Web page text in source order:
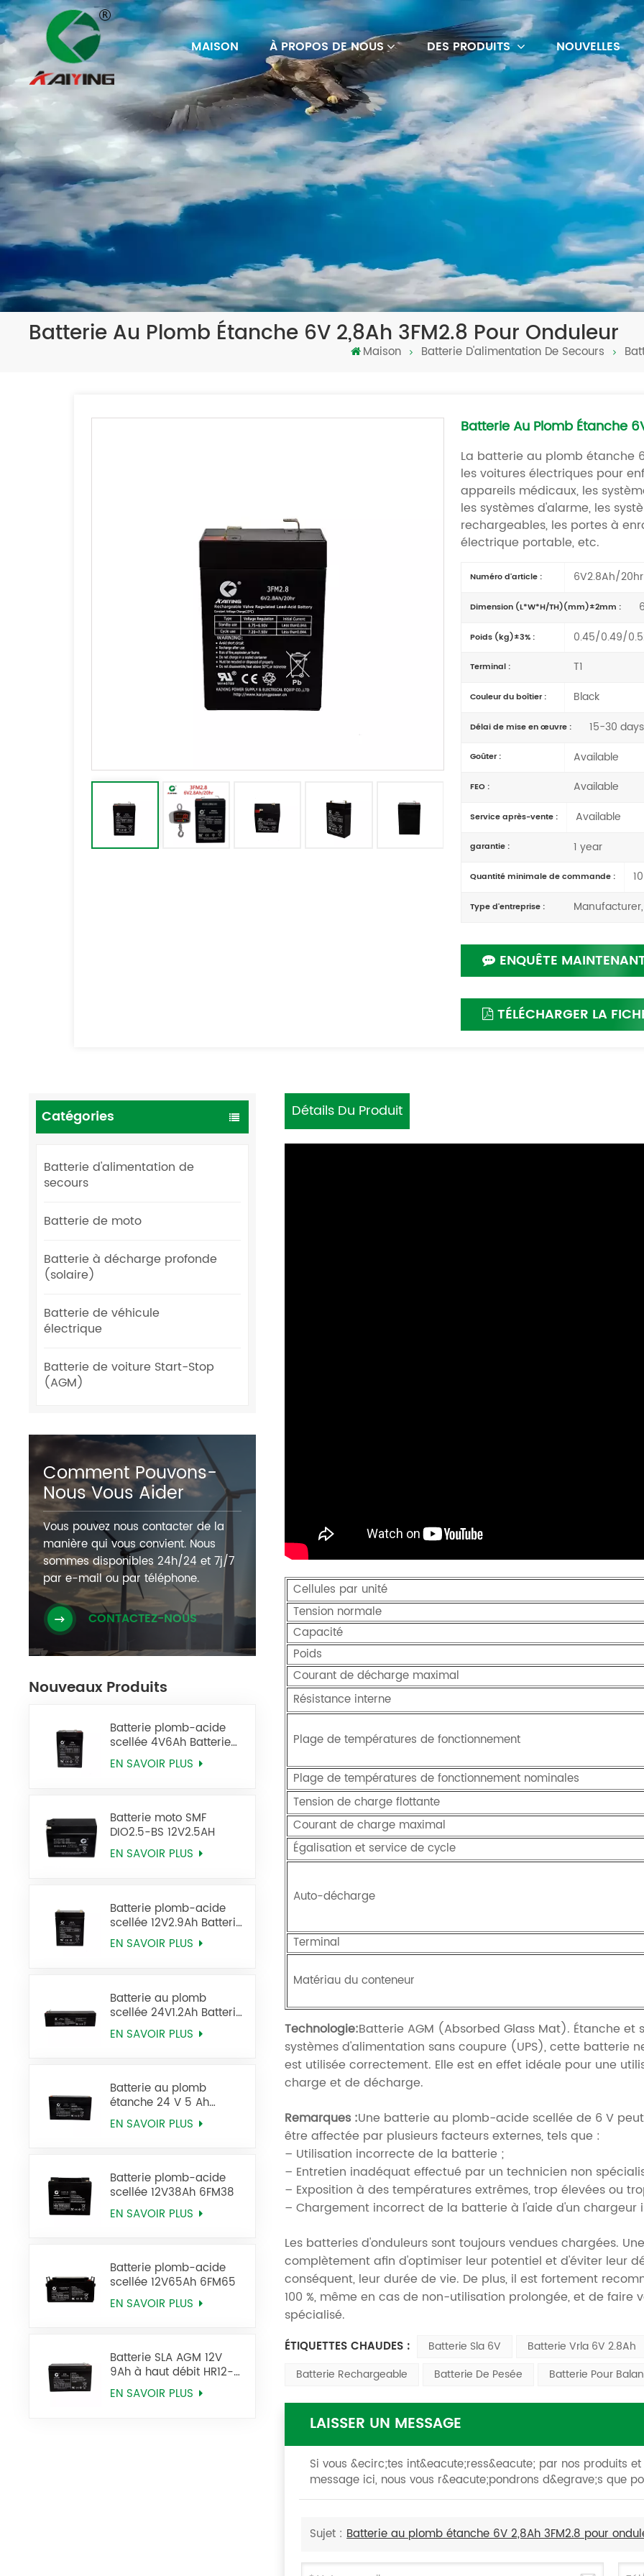
MAISON À PROPOS DE NOUS DES PRODUITS NOUVELLES
Batterie Au Plomb Étanche 6V 2,8Ah 3FM2.8 Pour Onduleur
Maison Batterie D'alimentation De Secours
Batterie Au Plomb Étanche
La batterie au plomb étanche
les voitures électriques pour
appareils médicaux, les
les systèmes d'alarme, les
rechargeables, les portes à
électrique portable,etc.
Numéro d'article : 6V2.8Ah/20hr
Dimension (L*W*H/TH)(mm)±2mm :
Poids (kg)±3% : 0.45/0.49/
Terminal : T1
Couleur du boîtier : Black
Délai de mise en œuvre : 15-30 days
Goûter : Available
FEO : Available
Service après-vente : Available
garantie : 1 year
Quantité minimale de commande :
Type d'entreprise :
ENQUÊTE
TÉLÉCHARGER LA
Catégories
Batterie d'alimentation de
secours
Batterie de moto
Batterie à décharge profonde
(solaire)
Batterie de véhicule
électrique
Batterie de voiture Start-Stop
(AGM)
Comment Pouvons-
Nous Vous Aider
Vous pouvez nous contacter de la
manière qui vous convient. Nous
sommes disponibles 24h/24 et 7j/7
par e-mail ou par téléphone.
CONTACTEZ-NOUS
Nouveaux Produits
Batterie plomb-acide
scellée 4V6Ah Batterie
2FM6 Ups
EN SAVOIR PLUS
Batterie moto SMF
DIO2.5-BS 12V2.5AH
EN SAVOIR PLUS
Batterie plomb-acide
scellée 12V2.9Ah Batterie
6FM2.9 Ups
EN SAVOIR PLUS
Batterie au plomb
scellée 24V1.2Ah Batterie
12FM1.2 Ups
EN SAVOIR PLUS
Batterie au plomb
étanche 24 V 5 Ah
12FM5 pour onduleur
EN SAVOIR PLUS
Batterie plomb-acide
scellée 12V38Ah 6FM38
EN SAVOIR PLUS
Batterie plomb-acide
scellée 12V65Ah 6FM65
EN SAVOIR PLUS
Batterie SLA AGM 12V
9Ah à haut débit HR12-
34W
EN SAVOIR PLUS
Détails Du Produit
Cellules par unité
Tension normale
Capacité
Poids
Courant de décharge maximal
Résistance interne
Plage de températures de fonctionnement
Plage de températures de fonctionnement nominales
Tension de charge flottante
Courant de charge maximal
Égalisation et service de cycle
Auto-décharge
Terminal
Matériau du conteneur
Technologie:Batterie AGM (Absorbed Glass Mat). Étanche
systèmes d'alimentation sans coupure (UPS), cette batterie
est utilisée correctement. Elle est en effet idéale pour une
charge et de décharge.
Remarques :Une batterie au plomb-acide scellée de 6 V
être affectée par plusieurs facteurs externes, tels que :
– Utilisation incorrecte de la batterie ;
– Entretien inadéquat effectué par un technicien non
– Exposition à des températures extrêmes, trop élevées ou
– Chargement incorrect de la batterie à l'aide d'un chargeur
Les batteries d'onduleurs sont toujours vendues chargées.
complètement afin d'optimiser leur potentiel et d'éviter leur
conséquent, leur durée de vie. De plus, il est fortement
100 %, même en cas de non-utilisation prolongée, et de
spécialisé.
ÉTIQUETTES CHAUDES : Batterie Sla 6V
Batterie Vrla 6V 2.8Ah
Batterie Rechargeable
Batterie De Pesée Batterie Pour
LAISSER UN MESSAGE
Si vous &ecirc;tes int&eacute;ress&eacute; par nos produits
message ici, nous vous r&eacute;pondrons d&egrave;s que
Sujet :Batterie au plomb étanche 6V 2,8Ah 3FM2.8 pour